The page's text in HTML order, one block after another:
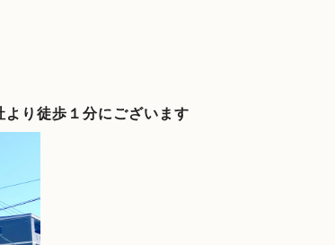
り徒歩１分にございます